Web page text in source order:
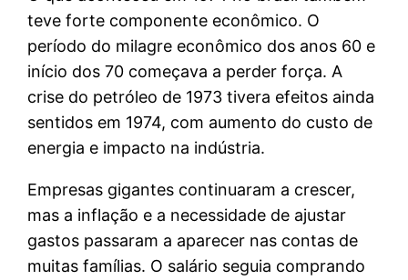
teve forte componente econômico. O
período do milagre econômico dos anos 60 e
início dos 70 começava a perder força. A
crise do petróleo de 1973 tivera efeitos ainda
sentidos em 1974, com aumento do custo de
energia e impacto na indústria.
Empresas gigantes continuaram a crescer,
mas a inflação e a necessidade de ajustar
gastos passaram a aparecer nas contas de
muitas famílias. O salário seguia comprando